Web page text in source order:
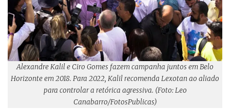
Alexandre Kalil e Ciro Gomes fazem campanha juntos em Belo
Horizonte em 2018. Para 2022, Kalil recomenda Lexotan ao aliado
para controlar a retórica agressiva. (Foto: Leo
Canabarro/FotosPublicas)